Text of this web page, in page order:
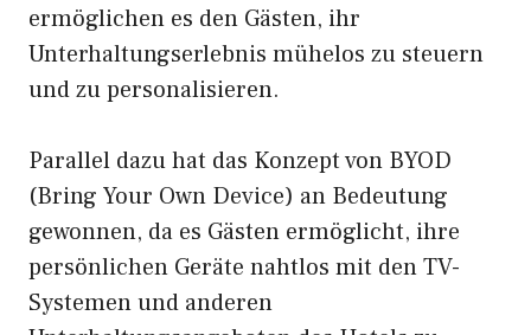
ermöglichen es den Gästen, ihr
Unterhaltungserlebnis mühelos zu steuern
und zu personalisieren.
Parallel dazu hat das Konzept von BYOD
(Bring Your Own Device) an Bedeutung
gewonnen, da es Gästen ermöglicht, ihre
persönlichen Geräte nahtlos mit den TV-
Systemen und anderen